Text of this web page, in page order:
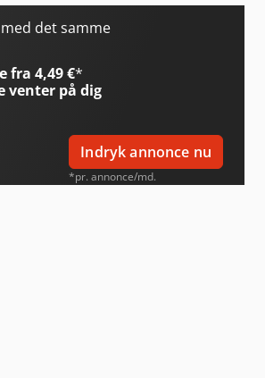
det samme
fra 4,49 €*
venter på dig
Indryk annonce nu
*pr. annonce/md.